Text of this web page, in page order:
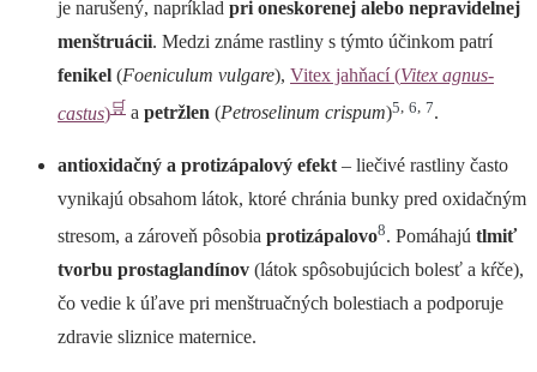
je narušený, napríklad pri oneskorenej alebo nepravidelnej
menštruácii. Medzi známe rastliny s týmto účinkom patrí
fenikel (Foeniculum vulgare), Vitex jahňací (Vitex agnus-
castus)🛒 a petržlen (Petroselinum crispum)5, 6, 7.
antioxidačný a protizápalový efekt – liečivé rastliny často
vynikajú obsahom látok, ktoré chránia bunky pred oxidačným
stresom, a zároveň pôsobia protizápalovo8. Pomáhajú tlmiť
tvorbu prostaglandínov (látok spôsobujúcich bolesť a kŕče),
čo vedie k úľave pri menštruačných bolestiach a podporuje
zdravie sliznice maternice.